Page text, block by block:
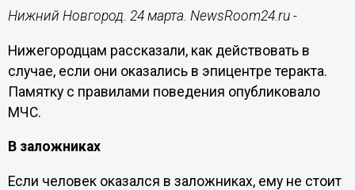
Нижний Новгород. 24 марта. NewsRoom24.ru -
Нижегородцам рассказали, как действовать в
случае, если они оказались в эпицентре теракта.
Памятку с правилами поведения опубликовало
МЧС.
В заложниках
Если человек оказался в заложниках, ему не стоит